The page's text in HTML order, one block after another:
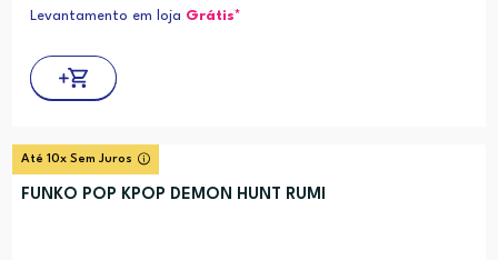
Levantamento em loja Grátis*
Até 10x Sem Juros
FUNKO POP KPOP DEMON HUNT RUMI